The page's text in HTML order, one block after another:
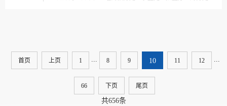
首页 上页 1 ... 8 9 10 11 12 ...
66 下页 尾页
共656条